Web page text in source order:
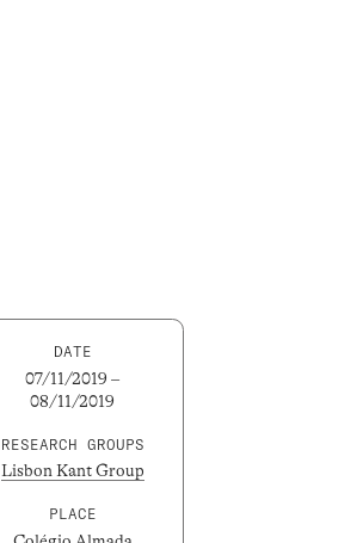
DATE
07/11/2019 –
08/11/2019
RESEARCH GROUPS
Lisbon Kant Group
PLACE